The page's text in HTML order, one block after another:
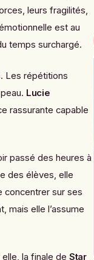
leurs fragilités,
est au
temps surchargé.
Les répétitions
Lucie
rassurante capable
passé des heures à
des élèves, elle
concentrer sur ses
mais elle l’assume
la finale de Star